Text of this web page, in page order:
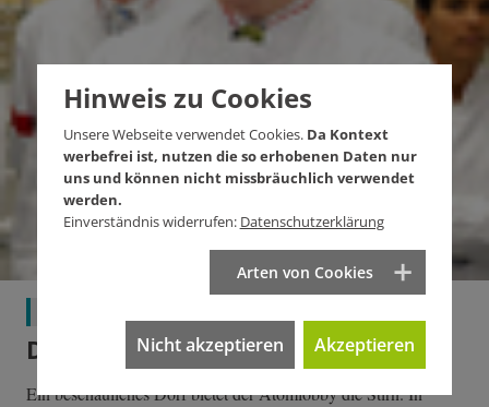
Der strahlende Nachbar
Ein beschauliches Dorf bietet der Atomlobby die Stirn. In
Hinweis zu Cookies
Unsere Webseite verwendet Cookies. Da Kontext
werbefrei ist, nutzen die so erhobenen Daten nur
uns und können nicht missbräuchlich verwendet
werden.
Einverständnis widerrufen: Datenschutzerklärung
Arten von Cookies
Nicht akzeptieren Akzeptieren